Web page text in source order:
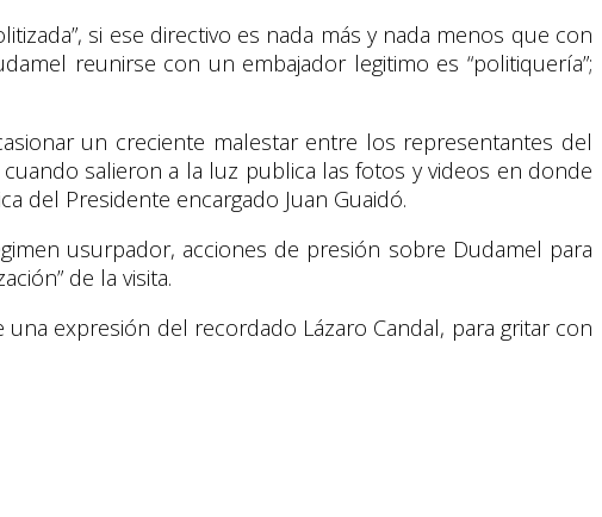
si ese directivo es nada más y nada menos que con
reunirse con un embajador legitimo es “politiquería”;
un creciente malestar entre los representantes del
salieron a la luz publica las fotos y videos en donde
del Presidente encargado Juan Guaidó.
usurpador, acciones de presión sobre Dudamel para
de la visita.
expresión del recordado Lázaro Candal, para gritar con